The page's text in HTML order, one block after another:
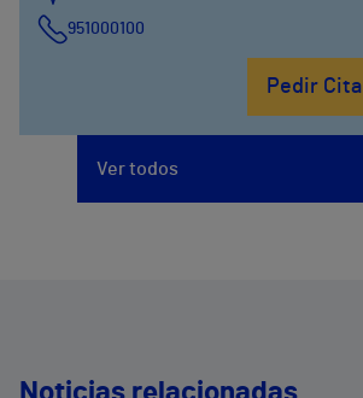
951000100
Pedir Cita
Ver todos